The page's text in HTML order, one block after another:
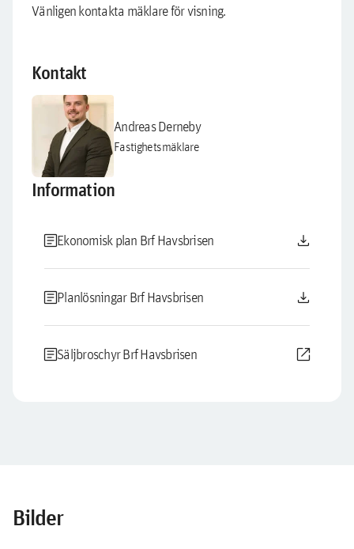
Vänligen kontakta mäklare för visning.
Kontakt
Andreas Derneby
Fastighetsmäklare
Information
articleEkonomisk plan Brf Havsbrisen download
articlePlanlösningar Brf Havsbrisen download
articleSäljbroschyr Brf Havsbrisen open_in_new
Bilder